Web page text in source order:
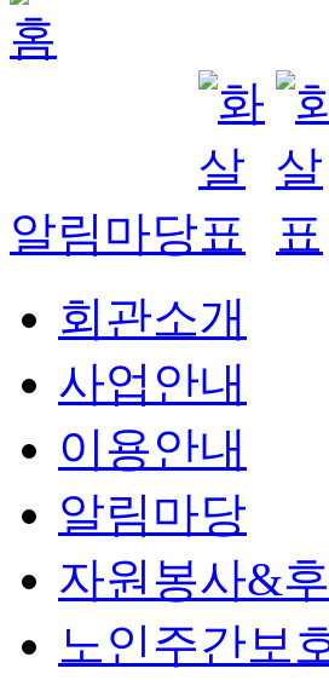
알림마당
회관소개
사업안내
이용안내
알림마당
자원봉사&
노인주간보